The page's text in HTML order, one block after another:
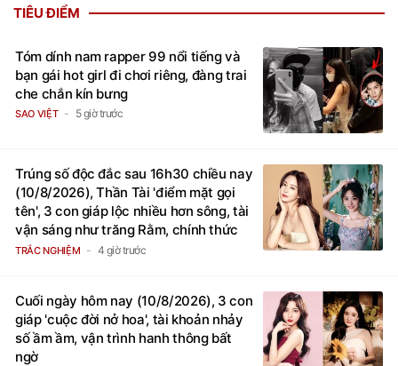
TIÊU ĐIỂM
Tóm dính nam rapper 99 nổi tiếng và
bạn gái hot girl đi chơi riêng, đàng trai
che chắn kín bưng
SAO VIỆT 5 giờ trước
Trúng số độc đắc sau 16h30 chiều nay
(10/8/2026), Thần Tài 'điểm mặt gọi
tên', 3 con giáp lộc nhiều hơn sông, tài
vận sáng như trăng Rằm, chính thức
hết khổ
TRẮC NGHIỆM 4 giờ trước
Cuối ngày hôm nay (10/8/2026), 3 con
giáp 'cuộc đời nở hoa', tài khoản nhảy
số ầm ầm, vận trình hanh thông bất
ngờ